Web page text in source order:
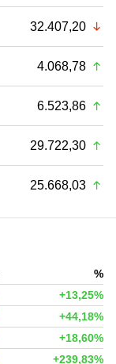
32.407,20
4.068,78
6.523,86
29.722,30
25.668,03
%
+13,25%
+44,18%
+18,60%
+239,83%